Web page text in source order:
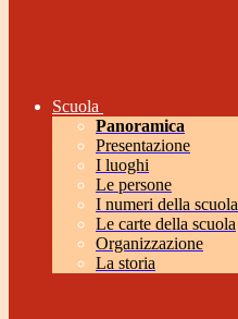
Scuola
Panoramica
Presentazione
I luoghi
Le persone
I numeri della scuola
Le carte della scuola
Organizzazione
La storia